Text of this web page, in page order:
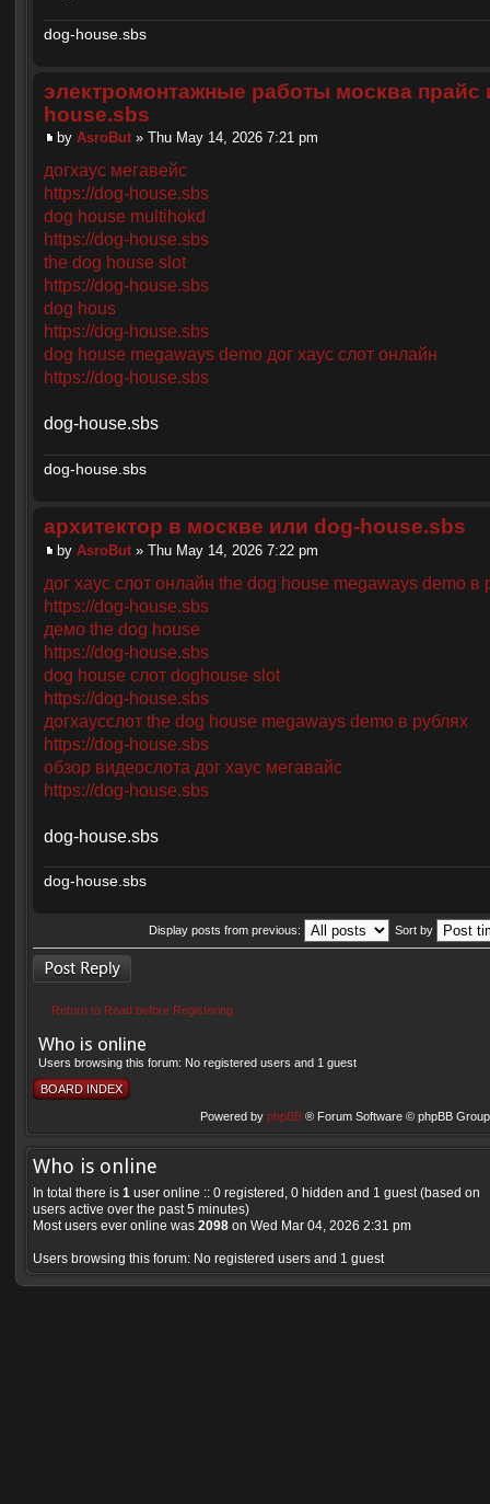
dog-house.sbs
электромонтажные работы москва прайс
house.sbs
by AsroBut » Thu May 14, 2026 7:21 pm
догхаус мегавейс
https://dog-house.sbs
dog house multihokd
https://dog-house.sbs
the dog house slot
https://dog-house.sbs
dog hous
https://dog-house.sbs
dog house megaways demo дог хаус слот онлайн
https://dog-house.sbs
dog-house.sbs
dog-house.sbs
архитектор в москве или dog-house.sbs
by AsroBut » Thu May 14, 2026 7:22 pm
дог хаус слот онлайн the dog house megaways demo в
https://dog-house.sbs
демо the dog house
https://dog-house.sbs
dog house слот doghouse slot
https://dog-house.sbs
догхаусслот the dog house megaways demo в рублях
https://dog-house.sbs
обзор видеослота дог хаус мегавайс
https://dog-house.sbs
dog-house.sbs
dog-house.sbs
Display posts from previous: Sort by
Post a reply
Return to Read before Registering
Who is online
Users browsing this forum: No registered users and 1 guest
BOARD INDEX
Powered by phpBB® Forum Software © phpBB
Who is online
In total there is 1 user online :: 0 registered, 0 hidden and 1 guest (based on
users active over the past 5 minutes)
Most users ever online was 2098 on Wed Mar 04, 2026 2:31 pm
Users browsing this forum: No registered users and 1 guest